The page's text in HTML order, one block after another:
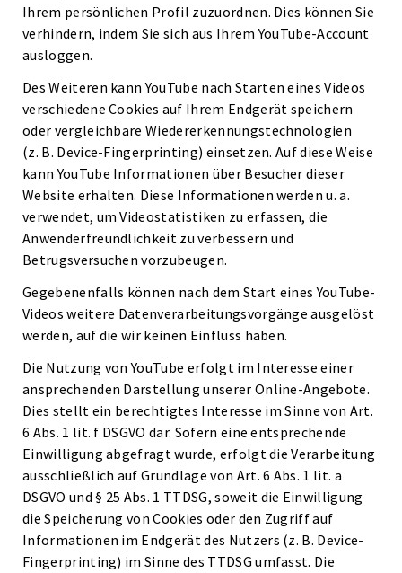
Ihrem persönlichen Profil zuzuordnen. Dies können Sie
verhindern, indem Sie sich aus Ihrem YouTube-Account
ausloggen.
Des Weiteren kann YouTube nach Starten eines Videos
verschiedene Cookies auf Ihrem Endgerät speichern
oder vergleichbare Wiedererkennungstechnologien
(z. B. Device-Fingerprinting) einsetzen. Auf diese Weise
kann YouTube Informationen über Besucher dieser
Website erhalten. Diese Informationen werden u. a.
verwendet, um Videostatistiken zu erfassen, die
Anwenderfreundlichkeit zu verbessern und
Betrugsversuchen vorzubeugen.
Gegebenenfalls können nach dem Start eines YouTube-
Videos weitere Datenverarbeitungsvorgänge ausgelöst
werden, auf die wir keinen Einfluss haben.
Die Nutzung von YouTube erfolgt im Interesse einer
ansprechenden Darstellung unserer Online-Angebote.
Dies stellt ein berechtigtes Interesse im Sinne von Art.
6 Abs. 1 lit. f DSGVO dar. Sofern eine entsprechende
Einwilligung abgefragt wurde, erfolgt die Verarbeitung
ausschließlich auf Grundlage von Art. 6 Abs. 1 lit. a
DSGVO und § 25 Abs. 1 TTDSG, soweit die Einwilligung
die Speicherung von Cookies oder den Zugriff auf
Informationen im Endgerät des Nutzers (z. B. Device-
Fingerprinting) im Sinne des TTDSG umfasst. Die